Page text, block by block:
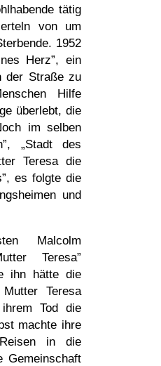
tätig
von um
1952
Herz , ein
der Straße zu
Hilfe
überlebt, die
im selben
,
Stadt des
Teresa die
, es folgte die
und
Malcolm
Teresa
ihn hätte die
Teresa
Tod die
machte ihre
in die
Gemeinschaft